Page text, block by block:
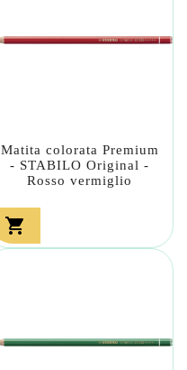
Matita colorata Premium
- STABILO Original -
Rosso vermiglio
